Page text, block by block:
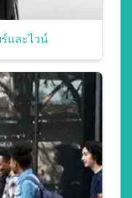
ร์และไวน์